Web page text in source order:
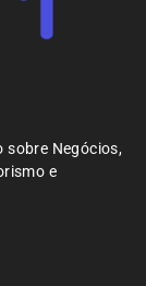
sobre Negócios,
e